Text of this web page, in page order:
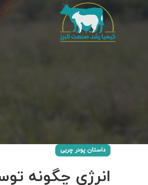
داستان پودر چربی
انرژی چگونه